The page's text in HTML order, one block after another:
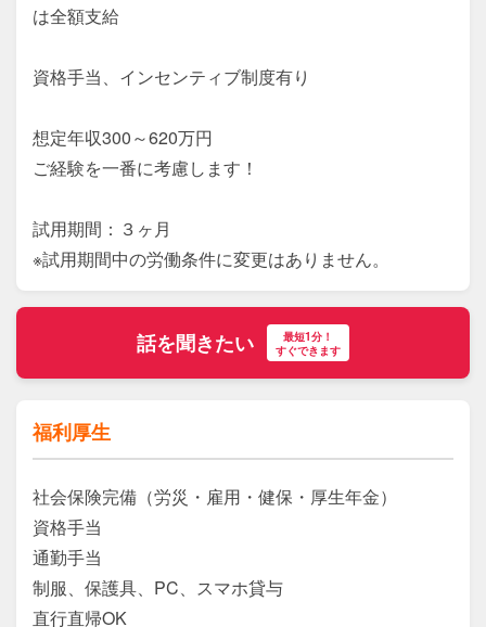
は全額支給
資格手当、インセンティブ制度有り
想定年収300～620万円
ご経験を一番に考慮します！
試用期間：３ヶ月
※試用期間中の労働条件に変更はありません。
話を聞きたい
最短1分！
すぐできます
福利厚生
社会保険完備（労災・雇用・健保・厚生年金）
資格手当
通勤手当
制服、保護具、PC、スマホ貸与
直行直帰OK